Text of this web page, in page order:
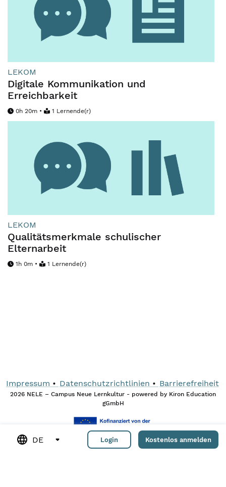
DE Login Kostenlos anmelden
LEKOM
Digitale Kommunikation und
Erreichbarkeit
0h 20m • 1 Lernende(r)
LEKOM
Qualitätsmerkmale schulischer
Elternarbeit
1h 0m • 1 Lernende(r)
Impressum Datenschutzrichtlinien Barrierefreiheit
2026 NELE – Campus Neue Lernkultur - powered by Kiron Education
gGmbH